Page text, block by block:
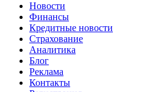
Новости
Финансы
Кредитные новости
Страхование
Аналитика
Блог
Реклама
Контакты